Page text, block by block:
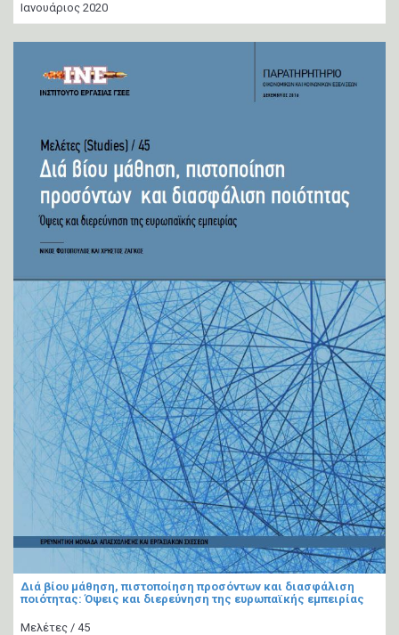
Ιανουάριος 2020
Διά βίου μάθηση, πιστοποίηση προσόντων και διασφάλιση
ποιότητας: Όψεις και διερεύνηση της ευρωπαϊκής εμπειρίας
Μελέτες / 45